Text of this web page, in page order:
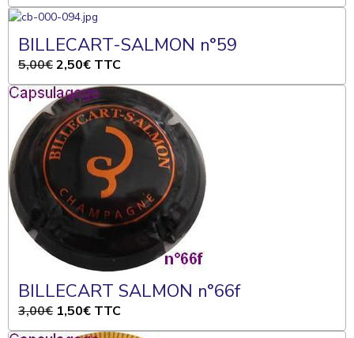
BILLECART-SALMON n°59
5,00€2,50€ TTC
BILLECART SALMON n°66f
3,00€ 1,50€ TTC